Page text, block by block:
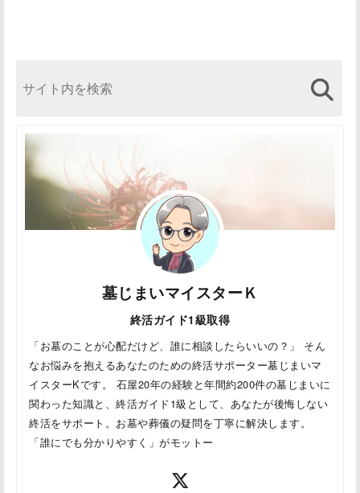
墓じまいマイスターＫ
終活ガイド1級取得
「お墓のことが心配だけど、誰に相談したらいいの？」 そん
なお悩みを抱えるあなたのための終活サポーター墓じまいマ
イスターKです。 石屋20年の経験と年間約200件の墓じまいに
関わった知識と、終活ガイド1級として、あなたが後悔しない
終活をサポート。お墓や葬儀の疑問を丁寧に解決します。
「誰にでも分かりやすく」がモットー